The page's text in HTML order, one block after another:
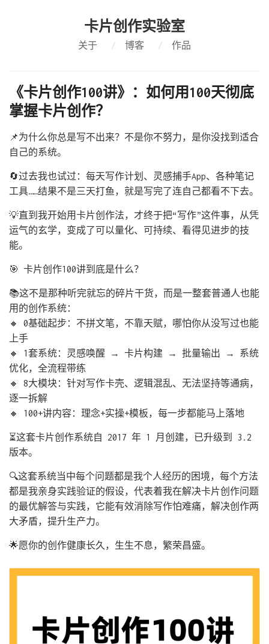
卡片创作实验室
关于 / 博客 / 作品
《卡片创作100讲》：如何用100天彻底
掌握卡片创作？
📌为什么你总是写不出来？不是你不努力，是你没找到适合
自己的系统。
🔄过去我也试过：每天写作计划、灵感捕手App、各种笔记
工具……结果不是三天打鱼，就是写完了连自己都看不下去。
💡直到我开始用卡片创作法，才终于把“写作”这件事，从凭
运气的玄学，变成了可以量化、可持续、看得见进步的技
能。
🎯 卡片创作100讲到底是什么？
📚这不是那种听完就忘的碎片干货，而是一整套普通人也能
用的创作系统：
🔸 0基础起步：不拼文笔，不靠天赋，哪怕你从没写过也能
上手
🔸 1套系统：灵感唤醒 → 卡片构建 → 批量输出 → 系统
优化，全流程带练
🔸 8大模块：针对写作卡壳、逻辑混乱、无法坚持等通病，
逐一拆解
🔸 100+讲内容：理念+实操+模板，每一步都能马上落地
⏳这套卡片创作系统自 2017 年 1 月创建，已升级到 3.2
版本。
🔍这套系统当中每个问题都是我个人经历的困境，每个方法
都是我亲身实践验证的假设，代表着我在解决卡片创作问题
的最优解答与实践，它能有效消除写作怕难痛，解决创作两
大矛盾，提升生产力。
🌟愿你的创作健康长久，生生不息，繁荣昌盛。